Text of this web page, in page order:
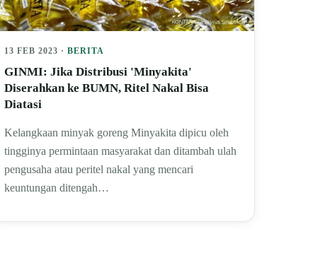
13 FEB 2023 · BERITA
GINMI: Jika Distribusi 'Minyakita'
Diserahkan ke BUMN, Ritel Nakal Bisa
Diatasi
Kelangkaan minyak goreng Minyakita dipicu oleh
tingginya permintaan masyarakat dan ditambah ulah
pengusaha atau peritel nakal yang mencari
keuntungan ditengah…